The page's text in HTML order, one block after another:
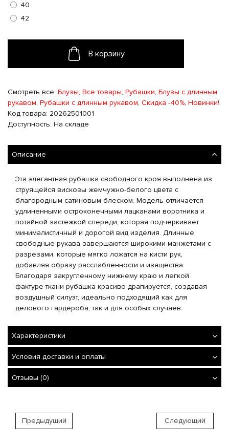
40
42
В корзину
Смотреть все: Блузы, Все товары, Рубашки, Блузы с длинным
рукавом, Рубашки с длинным рукавом, Скидка -40%, Новинки!
Код товара: 20262501001
Доступность: На складе
Описание
Эта элегантная рубашка свободного кроя выполнена из
струящейся вискозы жемчужно-белого цвета с
благородным сатиновым блеском. Модель отличается
удлиненными остроконечными лацканами воротника и
потайной застежкой спереди, которая подчеркивает
минималистичный и дорогой вид изделия. Длинные
свободные рукава завершаются широкими манжетами с
разрезами, которые мягко ложатся на кисти рук,
добавляя образу расслабленности и изящества.
Благодаря закругленному нижнему краю и легкой
фактуре ткани рубашка красиво драпируется, создавая
воздушный силуэт, идеально подходящий как для
делового гардероба, так и для особых случаев.
Характеристики
Условия доставки и оплаты
Отзывы (0)
Предыдущий Следующий